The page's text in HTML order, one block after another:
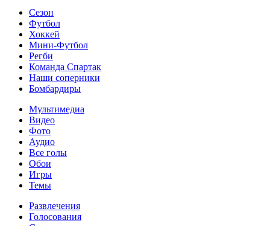
Сезон
Футбол
Хоккей
Мини-Футбол
Регби
Команда Спартак
Наши соперники
Бомбардиры
Мультимедиа
Видео
Фото
Аудио
Все голы
Обои
Игры
Темы
Развлечения
Голосования